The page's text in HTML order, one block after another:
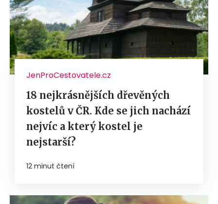
JenProCestovatele.cz
18 nejkrásnějších dřevěných
kostelů v ČR. Kde se jich nachází
nejvíc a který kostel je
nejstarší?
12 minut čtení